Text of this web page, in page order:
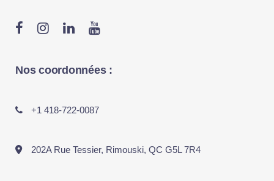
Nos coordonnées :
+1 418-722-0087
202A Rue Tessier, Rimouski, QC G5L 7R4